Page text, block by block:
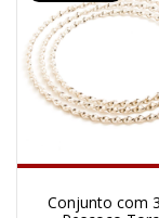
Conjunto com